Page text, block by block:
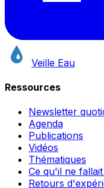
Veille Eau
Ressources
Newsletter
Agenda
Publications
Vidéos
Thématiques
Ce qu'il ne
Retours